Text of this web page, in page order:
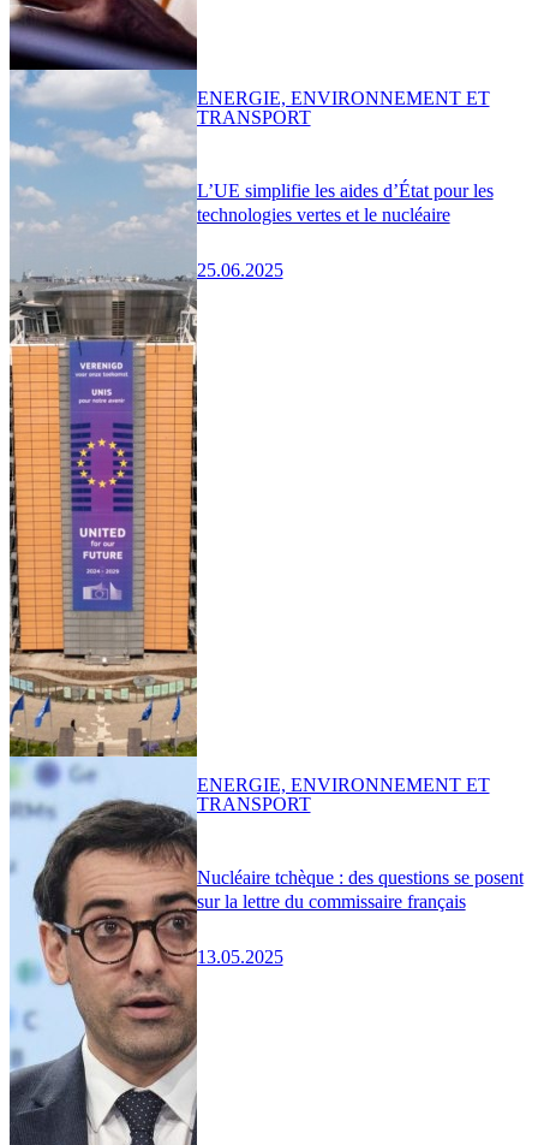
L’UE simplifie les aides d’État pour les
technologies vertes et le nucléaire
25.06.2025
ENERGIE, ENVIRONNEMENT ET
TRANSPORT
Nucléaire tchèque : des questions se posent
sur la lettre du commissaire français
13.05.2025
ENERGIE, ENVIRONNEMENT ET
TRANSPORT